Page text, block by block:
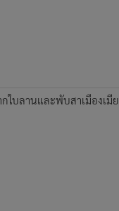
กใบลานและพับสาเมืองเมีย